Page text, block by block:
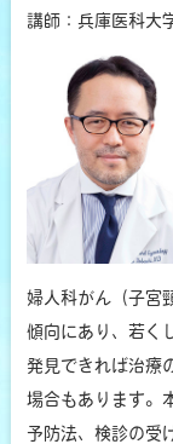
講師：兵庫医科大
婦人科がん（子宮
傾向にあり、若く
発見できれば治療
場合もあります。
予防法、検診の受